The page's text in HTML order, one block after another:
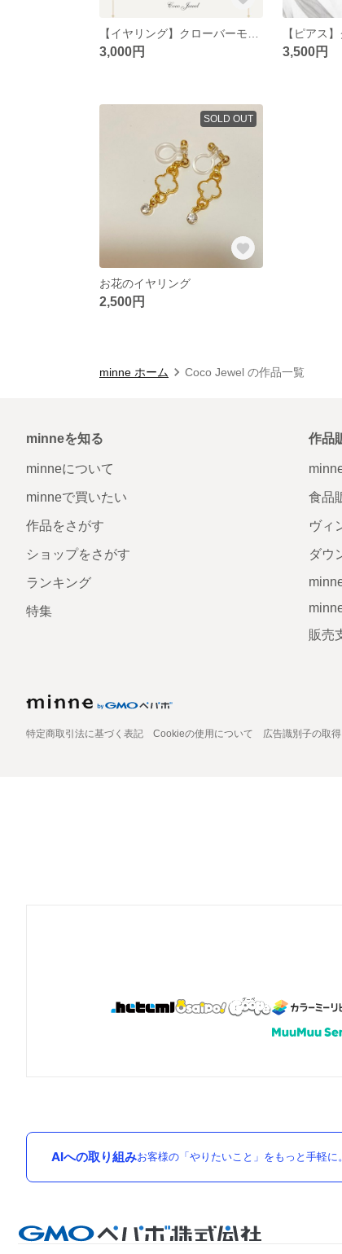
3,000円 3,500円
SOLD OUT
お花のイヤリング
2,500円
minne ホーム Coco Jewel の作品一覧
minneを知る
minneについて
minneで買いたい
作品をさがす
ショップをさがす
ランキング
特集
作品
食品
ヴィ
ダウ
販売
特定商取引法に基づく表記 Cookieの使用について 広告識別子の取
AIへの取り組みお客様の「やりたいこと」をもっと手軽